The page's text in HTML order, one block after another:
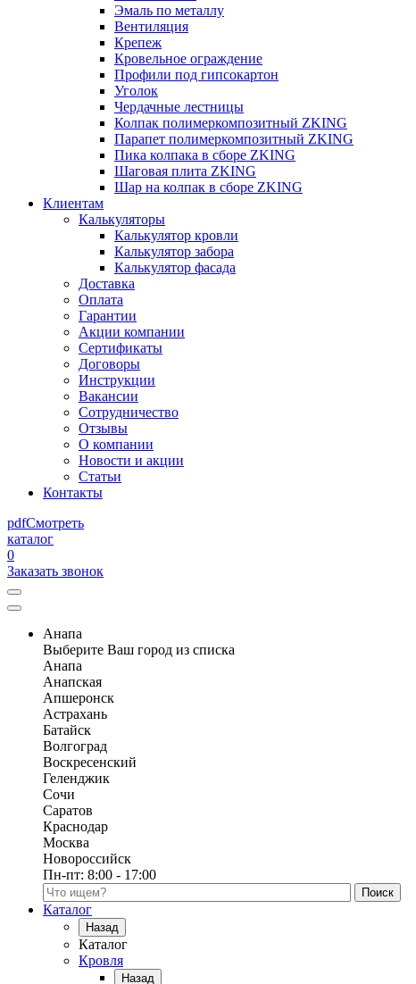
Эмаль по металлу
Вентиляция
Крепеж
Кровельное ограждение
Профили под гипсокартон
Уголок
Чердачные лестницы
Колпак полимеркомпозитный ZKING
Парапет полимеркомпозитный ZKING
Пика колпака в сборе ZKING
Шаговая плита ZKING
Шар на колпак в сборе ZKING
Клиентам
Калькуляторы
Калькулятор кровли
Калькулятор забора
Калькулятор фасада
Доставка
Оплата
Гарантии
Акции компании
Сертификаты
Договоры
Инструкции
Вакансии
Сотрудничество
Отзывы
О компании
Новости и акции
Статьи
Контакты
pdfСмотреть
каталог
0
Заказать звонок
Анапа
Выберите Ваш город из списка
Анапа
Анапская
Апшеронск
Астрахань
Батайск
Волгоград
Воскресенский
Геленджик
Сочи
Саратов
Краснодар
Москва
Новороссийск
Пн-пт: 8:00 - 17:00
Поиск по каталогу
Каталог
Назад
Каталог
Кровля
Назад